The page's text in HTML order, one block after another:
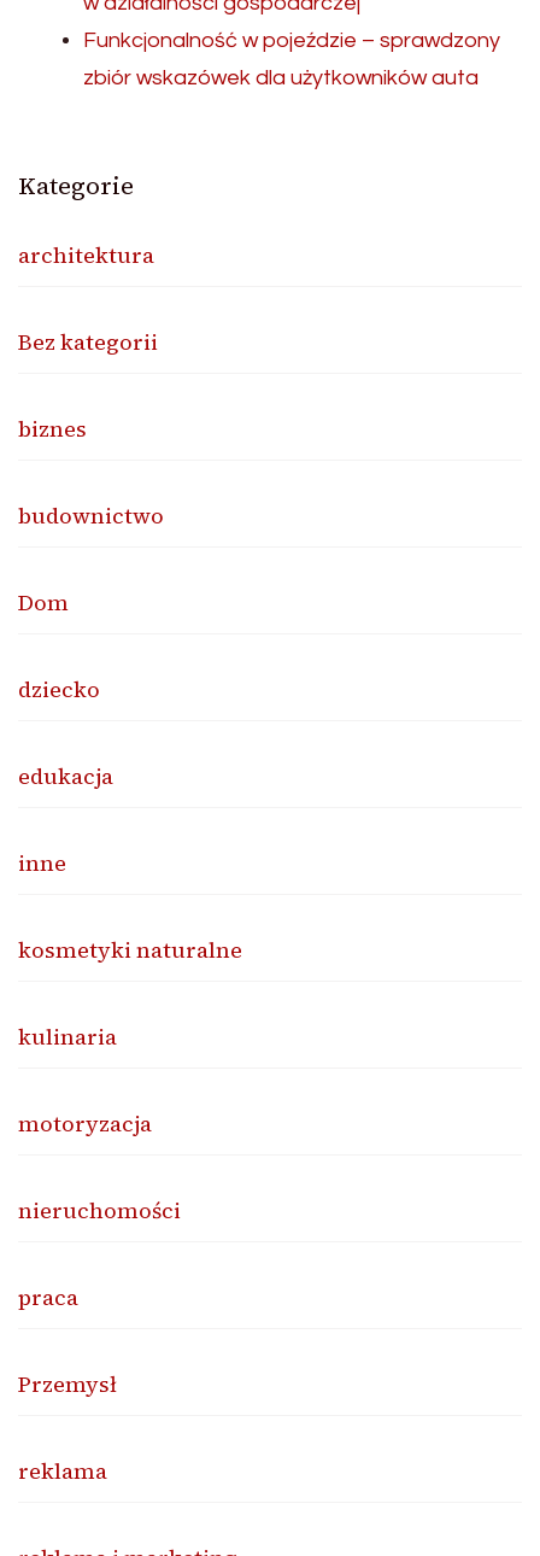
Funkcjonalność w pojeździe – sprawdzony
zbiór wskazówek dla użytkowników auta
Kategorie
architektura
Bez kategorii
biznes
budownictwo
Dom
dziecko
edukacja
inne
kosmetyki naturalne
kulinaria
motoryzacja
nieruchomości
praca
Przemysł
reklama